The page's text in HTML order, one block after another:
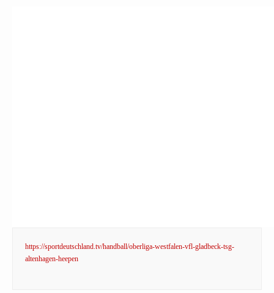
https://sportdeutschland.tv/handball/oberliga-westfalen-vfl-gladbeck-tsg-
altenhagen-heepen